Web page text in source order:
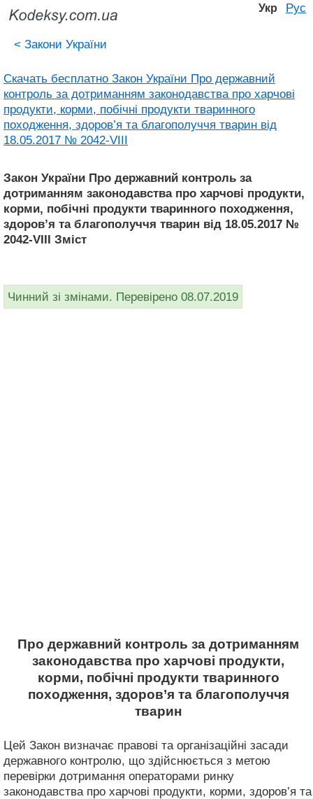
Укр Рус
< Закони України
Скачать бесплатно Закон України Про державний
контроль за дотриманням законодавства про харчові
продукти, корми, побічні продукти тваринного
походження, здоров’я та благополуччя тварин від
18.05.2017 № 2042-VIII
Закон України Про державний контроль за
дотриманням законодавства про харчові продукти,
корми, побічні продукти тваринного походження,
здоров’я та благополуччя тварин від 18.05.2017 №
2042-VIII Зміст
Чинний зі змінами. Перевірено 08.07.2019
Про державний контроль за дотриманням
законодавства про харчові продукти,
корми, побічні продукти тваринного
походження, здоров’я та благополуччя
тварин
Цей Закон визначає правові та організаційні засади
державного контролю, що здійснюється з метою
перевірки дотримання операторами ринку
законодавства про харчові продукти, корми, здоров’я та